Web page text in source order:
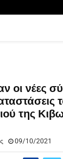
οι νέες
της
09/10/2021